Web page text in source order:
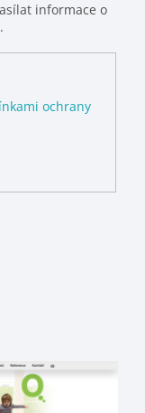
informace o
ochrany